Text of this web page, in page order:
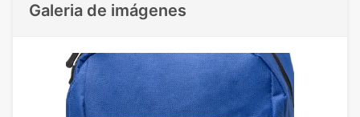
Galeria de imágenes